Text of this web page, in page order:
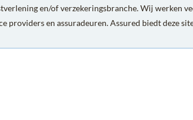
en/of verzekeringsbranche. Wij werken
providers en assuradeuren. Assured biedt deze